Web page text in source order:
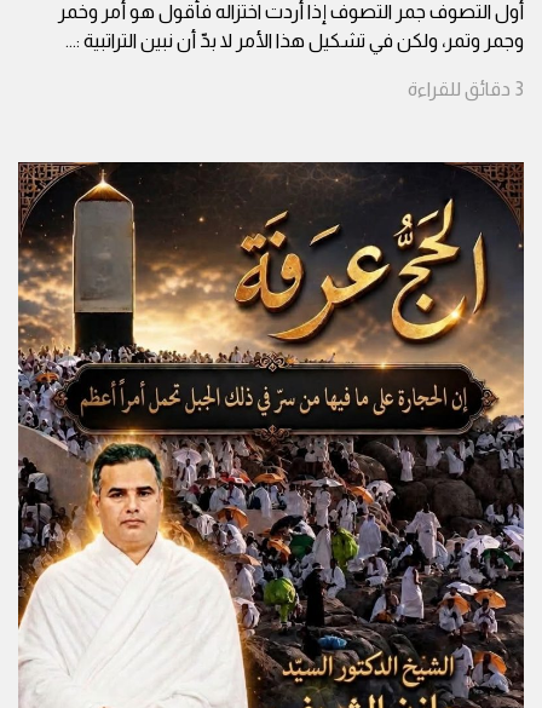
أول التصوف جمر التصوف إذا أردت اختزاله فأقول هو أمر وخمر
وجمر وتمر، ولكن في تشكيل هذا الأمر لا بدّ أن نبين التراتبية :...
3 دقائق للقراءة